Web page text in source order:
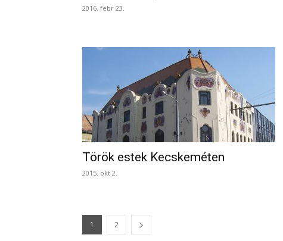
2016. febr 23.
Török estek Kecskeméten
2015. okt 2.
1 2